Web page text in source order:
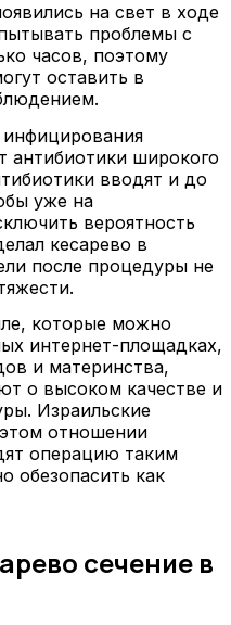
на свет в ходе
проблемы с
часов, поэтому
оставить в
антибиотики широкого
вводят и до
уже на
вероятность
кесарево в
после процедуры не
которые можно
интернет-площадках,
и материнства,
о высоком качестве и
Израильские
отношении
операцию таким
обезопасить как
сечение в